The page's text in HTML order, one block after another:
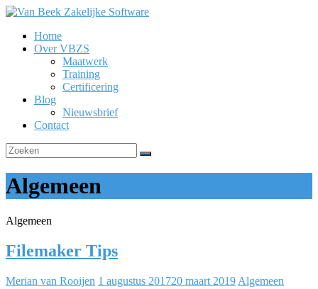
Ga
inhoud
Van
Beek
Zakelijke
Software
Home
Over VBZS
Maatwerk
Training
Certificering
Blog
Nieuwsbrief
Contact
Algemeen
Algemeen
Filemaker Tips
Merian van Rooijen 1 augustus 201720 maart 2019 Algemeen